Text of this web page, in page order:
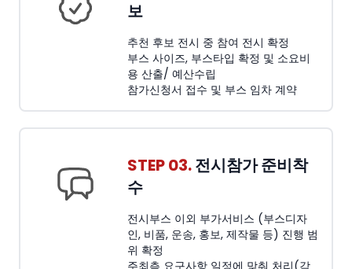
보
추천 후보 전시 중 참여 전시 확정
부스 사이즈, 부스타입 확정 및 소요비
용 산출/ 예산수립
참가신청서 접수 및 부스 임차 계약
STEP 03.전시참가 준비착
수
전시부스 이외 부가서비스 (부스디자
인, 비품, 운송, 홍보, 제작물 등) 진행 범
위 확정
주최측 요구사항 일정에 맞춰 처리(각